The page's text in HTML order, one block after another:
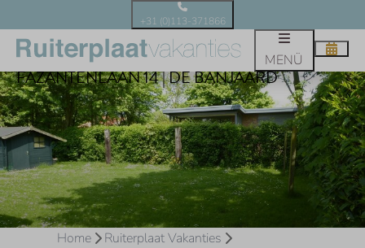
+31 (0)113-371866
MENÜ
FAZANTENLAAN 14 | DE BANJAARD
Home
Ruiterplaat Vakanties